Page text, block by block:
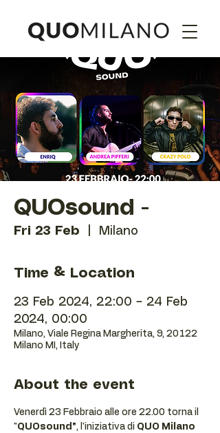
QUOsound -
Fri 23 Feb Milano
Time & Location
23 Feb 2024, 22:00 – 24 Feb
2024, 00:00
Milano, Viale Regina Margherita, 9, 20122
Milano MI, Italy
About the event
Venerdì 23 Febbraio alle ore 22.00 torna il
"QUOsound", l'iniziativa di QUO Milano